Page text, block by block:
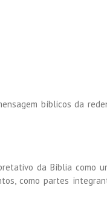
bíblicos da
da Bíblia como
como partes